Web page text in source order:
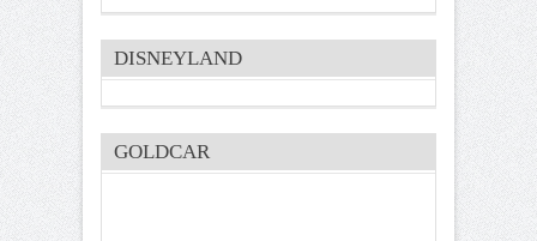
DISNEYLAND
GOLDCAR